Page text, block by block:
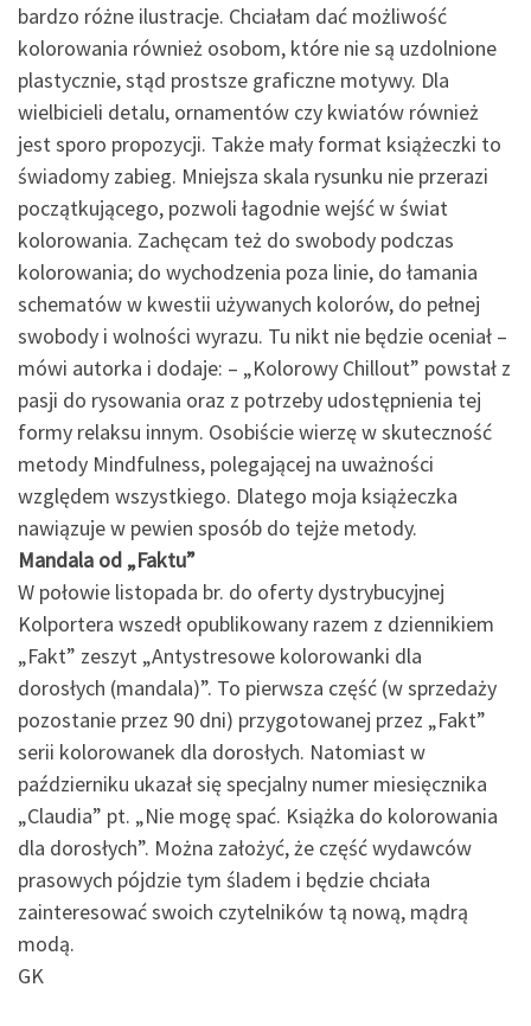
bardzo różne ilustracje. Chciałam dać możliwość
kolorowania również osobom, które nie są uzdolnione
plastycznie, stąd prostsze graficzne motywy. Dla
wielbicieli detalu, ornamentów czy kwiatów również
jest sporo propozycji. Także mały format książeczki to
świadomy zabieg. Mniejsza skala rysunku nie przerazi
początkującego, pozwoli łagodnie wejść w świat
kolorowania. Zachęcam też do swobody podczas
kolorowania; do wychodzenia poza linie, do łamania
schematów w kwestii używanych kolorów, do pełnej
swobody i wolności wyrazu. Tu nikt nie będzie oceniał –
mówi autorka i dodaje: – „Kolorowy Chillout” powstał z
pasji do rysowania oraz z potrzeby udostępnienia tej
formy relaksu innym. Osobiście wierzę w skuteczność
metody Mindfulness, polegającej na uważności
względem wszystkiego. Dlatego moja książeczka
nawiązuje w pewien sposób do tejże metody.
Mandala od „Faktu”
W połowie listopada br. do oferty dystrybucyjnej
Kolportera wszedł opublikowany razem z dziennikiem
„Fakt” zeszyt „Antystresowe kolorowanki dla
dorosłych (mandala)”. To pierwsza część (w sprzedaży
pozostanie przez 90 dni) przygotowanej przez „Fakt”
serii kolorowanek dla dorosłych. Natomiast w
październiku ukazał się specjalny numer miesięcznika
„Claudia” pt. „Nie mogę spać. Książka do kolorowania
dla dorosłych”. Można założyć, że część wydawców
prasowych pójdzie tym śladem i będzie chciała
zainteresować swoich czytelników tą nową, mądrą
modą.
GK